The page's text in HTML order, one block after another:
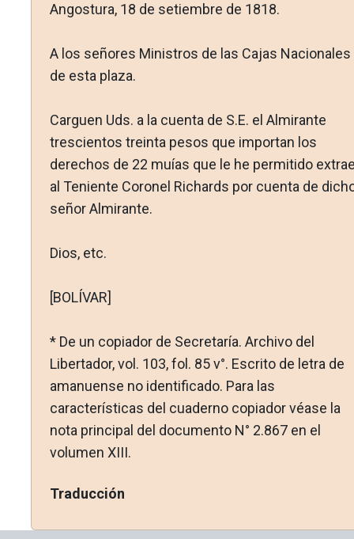
Angostura, 18 de setiembre de 1818.
A los señores Ministros de las Cajas Nacionales
de esta plaza.
Carguen Uds. a la cuenta de S.E. el Almirante
trescientos treinta pesos que importan los
derechos de 22 muías que le he permitido
al Teniente Coronel Richards por cuenta de
señor Almirante.
Dios, etc.
[BOLÍVAR]
* De un copiador de Secretaría. Archivo del
Libertador, vol. 103, fol. 85 v°. Escrito de letra de
amanuense no identificado. Para las
características del cuaderno copiador véase la
nota prin­cipal del documento N° 2.867 en el
volumen XIII.
Traducción